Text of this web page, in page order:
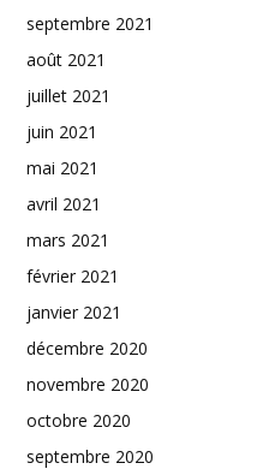
septembre 2021
août 2021
juillet 2021
juin 2021
mai 2021
avril 2021
mars 2021
février 2021
janvier 2021
décembre 2020
novembre 2020
octobre 2020
septembre 2020